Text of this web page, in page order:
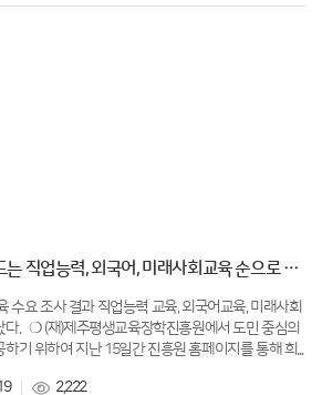
2022년 평생교육 키워드는 직업능력, 외국어, 미래사회교육 순으로 나타났다.
수요 조사 결과 직업능력 교육, 외국어교육, 미래사회
중심의
기 위하여 지난 15일간 진흥원 홈페이지를 통해 희...
2,222